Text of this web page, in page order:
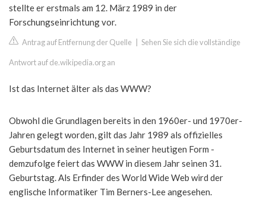
stellte er erstmals am 12. März 1989 in der
Forschungseinrichtung vor.
Antrag auf Entfernung der Quelle Sehen Sie sich die vollständige
Antwort auf de.wikipedia.org an
Ist das Internet älter als das WWW?
Obwohl die Grundlagen bereits in den 1960er- und 1970er-
Jahren gelegt worden, gilt das Jahr 1989 als offizielles
Geburtsdatum des Internet in seiner heutigen Form -
demzufolge feiert das WWW in diesem Jahr seinen 31.
Geburtstag. Als Erfinder des World Wide Web wird der
englische Informatiker Tim Berners-Lee angesehen.